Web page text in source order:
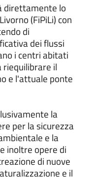
direttamente lo
(FiPiLi) con
di
dei flussi
i centri abitati
riequilibrare il
e l'attuale ponte
la
per la sicurezza
e la
inoltre opere di
di nuove
e il